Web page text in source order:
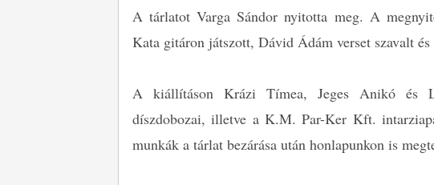
A tárlatot Varga Sándor nyitotta meg. A
Kata gitáron játszott, Dávid Ádám verset szavalt
A kiállításon Krázi Tímea, Jeges Anikó és
díszdobozai, illetve a K.M. Par-Ker Kft.
munkák a tárlat bezárása után honlapunkon is